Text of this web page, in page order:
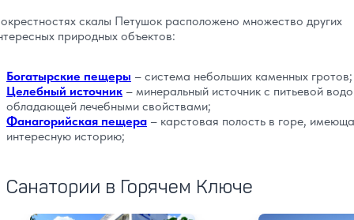
скалы Петушок расположено множество других
природных объектов:
Богатырские пещеры – система небольших каменных гротов;
Целебный источник – минеральный источник с питьевой
обладающей лечебными свойствами;
Фанагорийская пещера – карстовая полость в горе,
интересную историю;
Санатории в Горячем Ключе